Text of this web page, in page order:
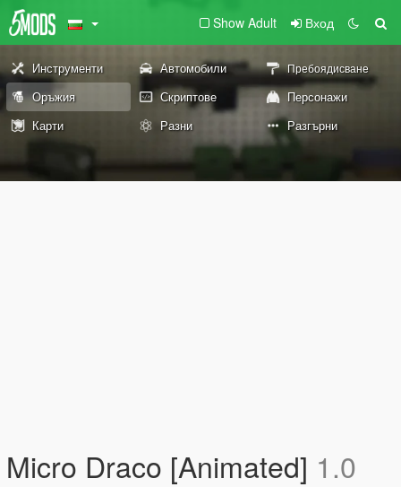
Show Adult Вход
Инструменти Автомобили Пребоядисване
Оръжия Скриптове
Персонажи
Карти
Разни Разгърни
Micro Draco [Animated] 1.0